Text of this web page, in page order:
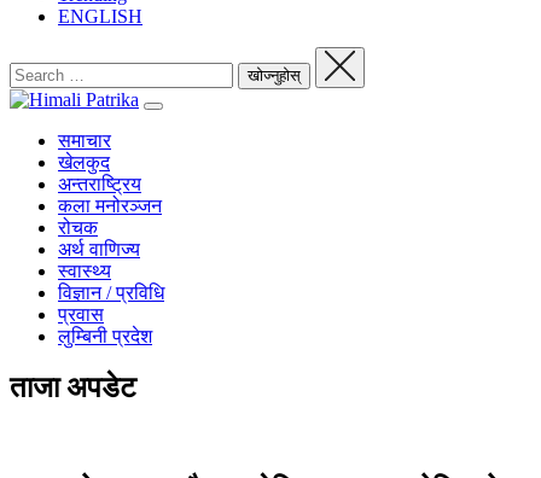
ENGLISH
समाचार
खेलकुद
अन्तराष्ट्रिय
कला मनोरञ्जन
रोचक
अर्थ वाणिज्य
स्वास्थ्य
विज्ञान / प्रविधि
प्रवास
लुम्बिनी प्रदेश
ताजा अपडेट